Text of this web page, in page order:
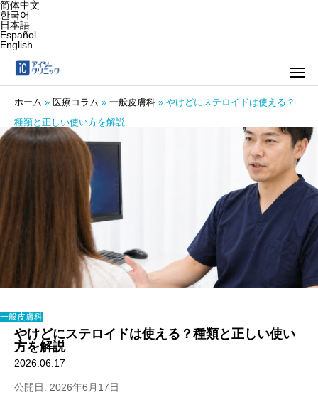
简体中文
한국어
日本語
Español
English
ホーム » 医療コラム » 一般皮膚科 » やけどにステロイドは使える？
種類と正しい使い方を解説
一般皮膚科
やけどにステロイドは使える？種類と正しい使い
方を解説
2026.06.17
公開日: 2026年6月17日